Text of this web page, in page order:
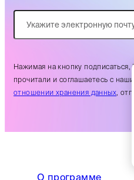
Нажимая на кнопку подписаться,
прочитали и соглашаетесь с
отношении хранения данных,
О программе